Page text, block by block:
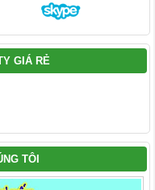
GIÁ RẺ
TÔI